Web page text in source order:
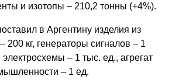
и изотопы – 210,2 тонны (+4%).
в Аргентину изделия из
200 кг, генераторы сигналов – 1
– 1 тыс. ед., агрегат
– 1 ед.